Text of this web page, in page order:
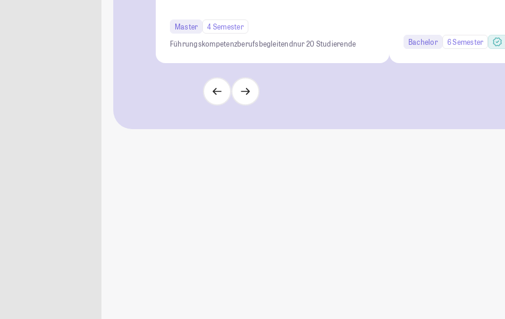
Master
4 Semester
Führungskompetenzberufsbegleitendnur 20 Studierende Bachelor 6 Semester